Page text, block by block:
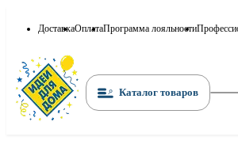
ДоставкаОплатаПрограмма лояльности
Каталог товаров